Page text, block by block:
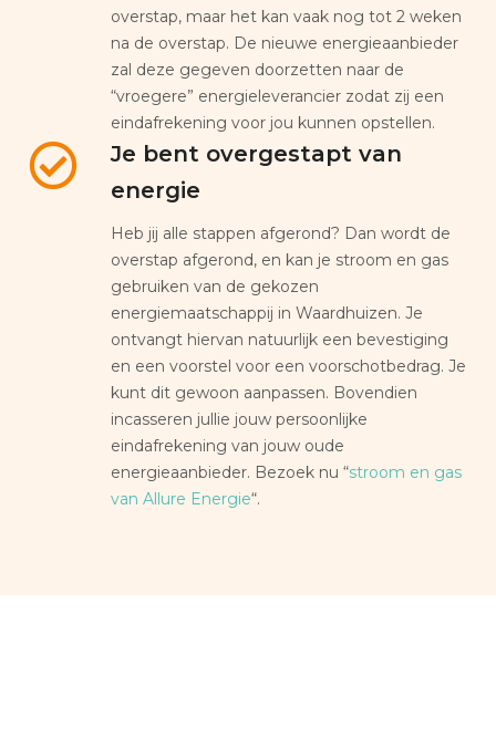
overstap, maar het kan vaak nog tot 2 weken
na de overstap. De nieuwe energieaanbieder
zal deze gegeven doorzetten naar de
“vroegere” energieleverancier zodat zij een
eindafrekening voor jou kunnen opstellen.
Je bent overgestapt van
energie
Heb jij alle stappen afgerond? Dan wordt de
overstap afgerond, en kan je stroom en gas
gebruiken van de gekozen
energiemaatschappij in Waardhuizen. Je
ontvangt hiervan natuurlijk een bevestiging
en een voorstel voor een voorschotbedrag. Je
kunt dit gewoon aanpassen. Bovendien
incasseren jullie jouw persoonlijke
eindafrekening van jouw oude
energieaanbieder. Bezoek nu “stroom en gas
van Allure Energie“.